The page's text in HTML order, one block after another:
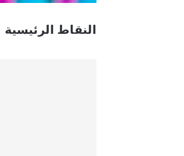
النقاط الرئيسية